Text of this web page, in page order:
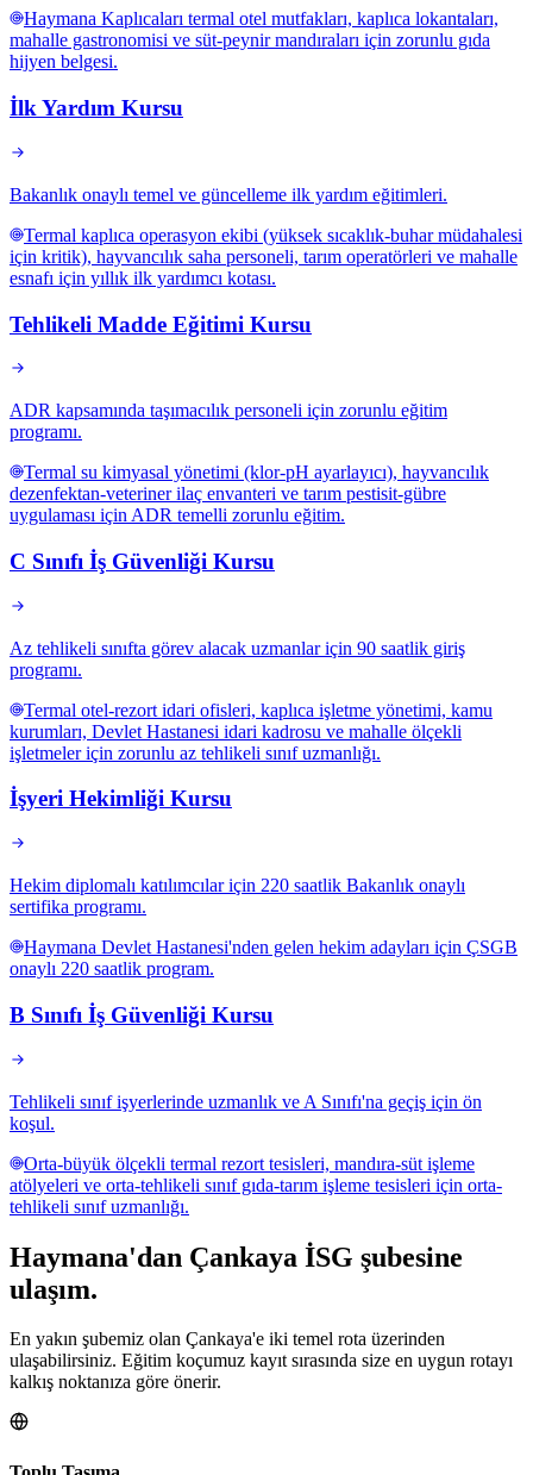
Haymana Kaplıcaları termal otel mutfakları, kaplıca lokantaları,
mahalle gastronomisi ve süt-peynir mandıraları için zorunlu gıda
hijyen belgesi.
İlk Yardım Kursu
Bakanlık onaylı temel ve güncelleme ilk yardım eğitimleri.
Termal kaplıca operasyon ekibi (yüksek sıcaklık-buhar müdahalesi
için kritik), hayvancılık saha personeli, tarım operatörleri ve mahalle
esnafı için yıllık ilk yardımcı kotası.
Tehlikeli Madde Eğitimi Kursu
ADR kapsamında taşımacılık personeli için zorunlu eğitim
programı.
Termal su kimyasal yönetimi (klor-pH ayarlayıcı), hayvancılık
dezenfektan-veteriner ilaç envanteri ve tarım pestisit-gübre
uygulaması için ADR temelli zorunlu eğitim.
C Sınıfı İş Güvenliği Kursu
Az tehlikeli sınıfta görev alacak uzmanlar için 90 saatlik giriş
programı.
Termal otel-rezort idari ofisleri, kaplıca işletme yönetimi, kamu
kurumları, Devlet Hastanesi idari kadrosu ve mahalle ölçekli
işletmeler için zorunlu az tehlikeli sınıf uzmanlığı.
İşyeri Hekimliği Kursu
Hekim diplomalı katılımcılar için 220 saatlik Bakanlık onaylı
sertifika programı.
Haymana Devlet Hastanesi'nden gelen hekim adayları için ÇSGB
onaylı 220 saatlik program.
B Sınıfı İş Güvenliği Kursu
Tehlikeli sınıf işyerlerinde uzmanlık ve A Sınıfı'na geçiş için ön
koşul.
Orta-büyük ölçekli termal rezort tesisleri, mandıra-süt işleme
atölyeleri ve orta-tehlikeli sınıf gıda-tarım işleme tesisleri için orta-
tehlikeli sınıf uzmanlığı.
Haymana'dan Çankaya İSG şubesine
ulaşım.
En yakın şubemiz olan Çankaya'e iki temel rota üzerinden
ulaşabilirsiniz. Eğitim koçumuz kayıt sırasında size en uygun rotayı
kalkış noktanıza göre önerir.